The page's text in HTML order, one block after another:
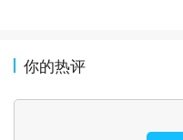
你的热评